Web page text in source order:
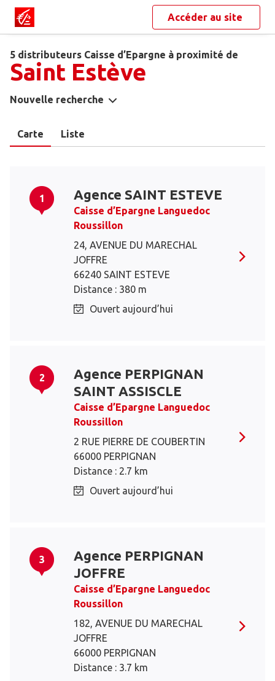
Accéder au site
5 distributeurs Caisse d’Epargne à proximité de
Saint Estève
Nouvelle recherche
Carte Liste
1 Agence SAINT ESTEVE
Caisse d’Epargne Languedoc
Roussillon
24, AVENUE DU MARECHAL
JOFFRE
66240 SAINT ESTEVE
Distance : 380 m
Ouvert aujourd’hui
2
Agence PERPIGNAN
SAINT ASSISCLE
Caisse d’Epargne Languedoc
Roussillon
2 RUE PIERRE DE COUBERTIN
66000 PERPIGNAN
Distance : 2.7 km
Ouvert aujourd’hui
3
Agence PERPIGNAN
JOFFRE
Caisse d’Epargne Languedoc
Roussillon
182, AVENUE DU MARECHAL
JOFFRE
66000 PERPIGNAN
Distance : 3.7 km